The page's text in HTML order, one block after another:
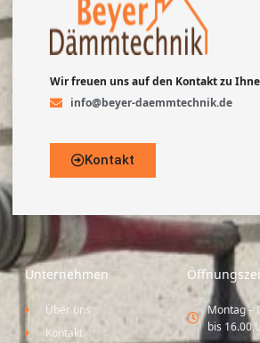
Wir freuen uns auf den Kontakt zu
info@beyer-daemmtechnik.de
Kontakt
Unternehmen
Über uns
Kontakt
Montag –
bis 16.00